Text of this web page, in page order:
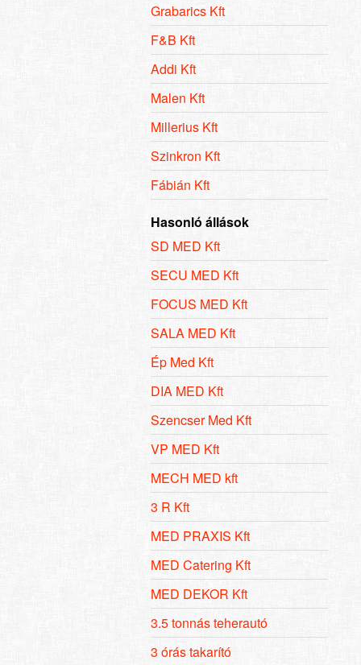
Grabarics Kft
F&B Kft
Addi Kft
Malen Kft
Millerius Kft
Szinkron Kft
Fábián Kft
Hasonló állások
SD MED Kft
SECU MED Kft
FOCUS MED Kft
SALA MED Kft
Ép Med Kft
DIA MED Kft
Szencser Med Kft
VP MED Kft
MECH MED kft
3 R Kft
MED PRAXIS Kft
MED Catering Kft
MED DEKOR Kft
3.5 tonnás teherautó
3 órás takarító